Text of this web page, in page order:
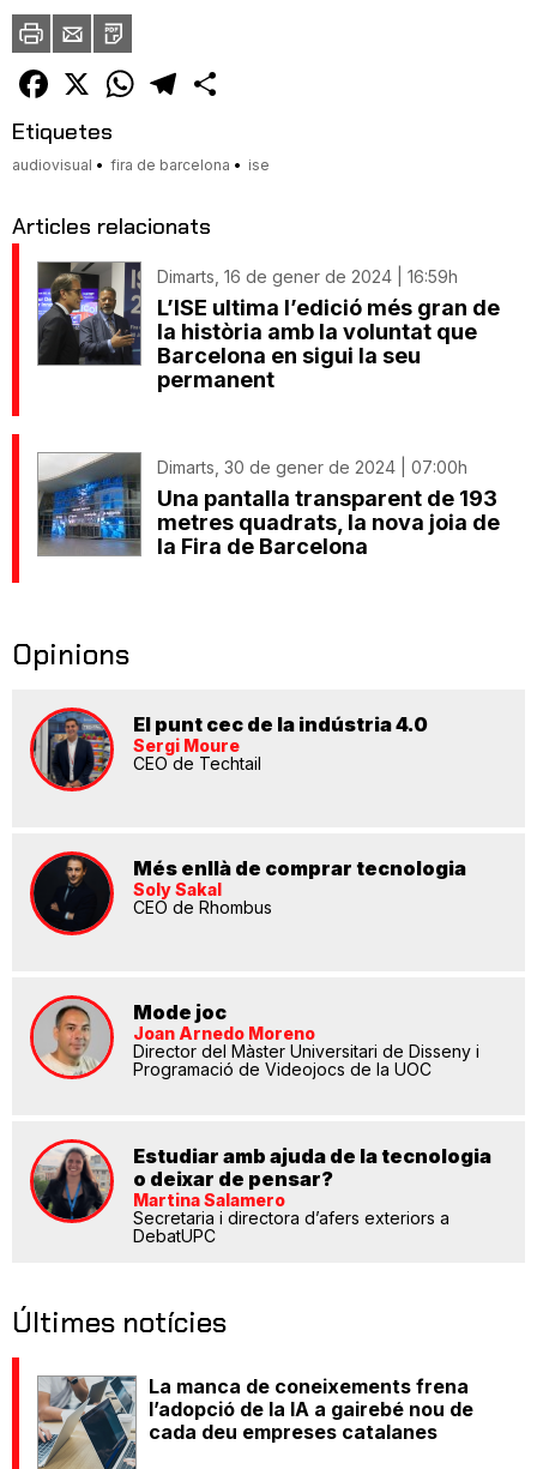
ImprimirEnvia
un
amic
PDF
Facebook
X WhatsAppTelegram
Etiquetes
audiovisual fira de barcelona ise
Articles relacionats
Dimarts, 16 de gener de 2024 | 16:59h
L’ISE ultima l’edició més gran de
la història amb la voluntat que
Barcelona en sigui la seu
permanent
Dimarts, 30 de gener de 2024 | 07:00h
Una pantalla transparent de 193
metres quadrats, la nova joia de
la Fira de Barcelona
Opinions
El punt cec de la indústria 4.0
Sergi Moure
CEO de Techtail
Més enllà de comprar tecnologia
Soly Sakal
CEO de Rhombus
Mode joc
Joan Arnedo Moreno
Director del Màster Universitari de Disseny i
Programació de Videojocs de la UOC
Estudiar amb ajuda de la tecnologia
o deixar de pensar?
Martina Salamero
Secretaria i directora d’afers exteriors a
DebatUPC
Últimes notícies
La manca de coneixements frena
l’adopció de la IA a gairebé nou de
cada deu empreses catalanes